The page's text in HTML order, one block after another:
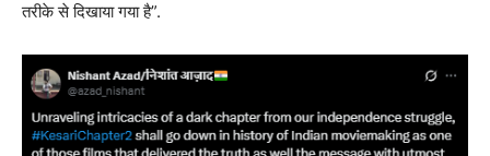
तरीके से दिखाया गया है”.